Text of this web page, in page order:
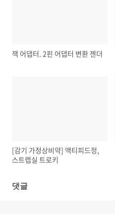
잭 어댑터. 2핀 어댑터 변환 젠더
[감기 가정상비약] 액티피드정,
스트렙실 트로키
댓글